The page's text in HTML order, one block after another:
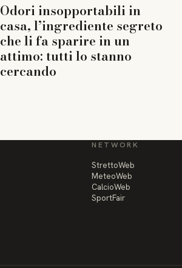
Odori insopportabili in
casa, l’ingrediente segreto
che li fa sparire in un
attimo: tutti lo stanno
cercando
NETWORK
StrettoWeb
MeteoWeb
CalcioWeb
SportFair